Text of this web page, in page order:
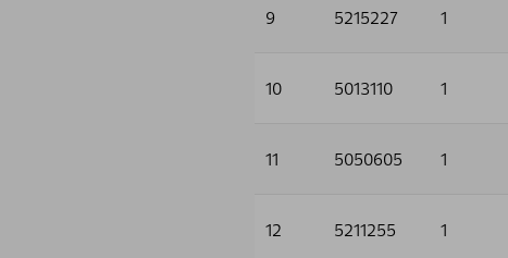
9 5215227 1
10 5013110 1
11 5050605 1
12 5211255 1